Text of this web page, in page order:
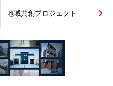
地域共創プロジェクト